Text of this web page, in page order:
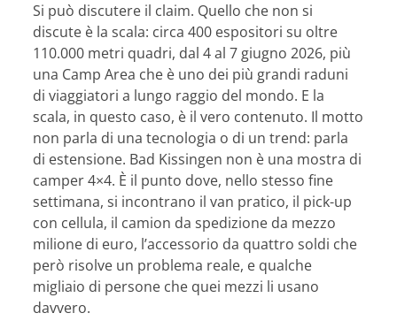
Si può discutere il claim. Quello che non si
discute è la scala: circa 400 espositori su oltre
110.000 metri quadri, dal 4 al 7 giugno 2026, più
una Camp Area che è uno dei più grandi raduni
di viaggiatori a lungo raggio del mondo. E la
scala, in questo caso, è il vero contenuto. Il motto
non parla di una tecnologia o di un trend: parla
di estensione. Bad Kissingen non è una mostra di
camper 4×4. È il punto dove, nello stesso fine
settimana, si incontrano il van pratico, il pick-up
con cellula, il camion da spedizione da mezzo
milione di euro, l’accessorio da quattro soldi che
però risolve un problema reale, e qualche
migliaio di persone che quei mezzi li usano
davvero.